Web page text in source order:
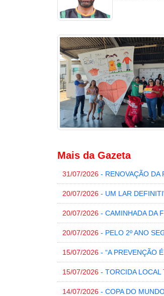
Mais da Gazeta
31/07/2026 - RENOVAÇÃO DA
20/07/2026 - UM LAR
20/07/2026 - CAMINHADA DA
20/07/2026 - PELO 2º ANO
15/07/2026 - “A PREVENÇÃO
15/07/2026 - TORCIDA LOCAL
14/07/2026 - COPA DO